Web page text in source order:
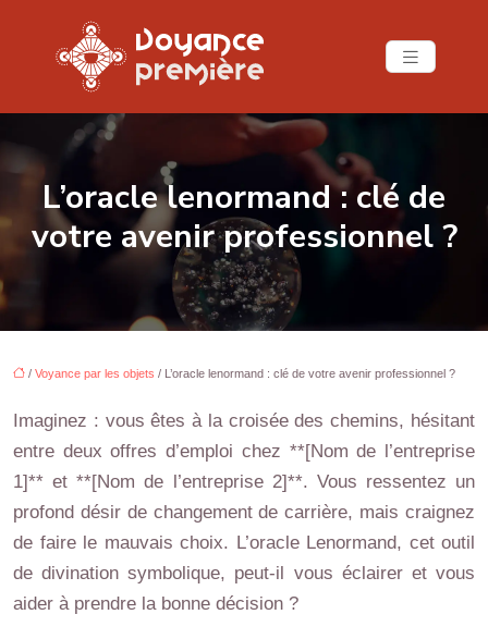
L’oracle lenormand : clé de
votre avenir professionnel ?
/ Voyance par les objets / L’oracle lenormand : clé de votre avenir professionnel ?
Imaginez : vous êtes à la croisée des chemins, hésitant
entre deux offres d’emploi chez **[Nom de l’entreprise
1]** et **[Nom de l’entreprise 2]**. Vous ressentez un
profond désir de changement de carrière, mais craignez
de faire le mauvais choix. L’oracle Lenormand, cet outil
de divination symbolique, peut-il vous éclairer et vous
aider à prendre la bonne décision ?